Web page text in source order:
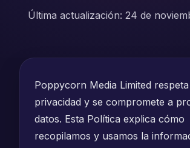
Última actualización: 24 de
Poppycorn Media Limited
privacidad y se compromete a
datos. Esta Política explica cómo
recopilamos y usamos la